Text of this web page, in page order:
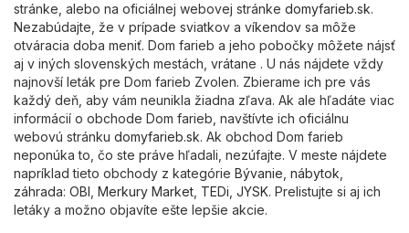
stránke, alebo na oficiálnej webovej stránke domyfarieb.sk.
Nezabúdajte, že v prípade sviatkov a víkendov sa môže
otváracia doba meniť. Dom farieb a jeho pobočky môžete nájsť
aj v iných slovenských mestách, vrátane . U nás nájdete vždy
najnovší leták pre Dom farieb Zvolen. Zbierame ich pre vás
každý deň, aby vám neunikla žiadna zľava. Ak ale hľadáte viac
informácií o obchode Dom farieb, navštívte ich oficiálnu
webovú stránku domyfarieb.sk. Ak obchod Dom farieb
neponúka to, čo ste práve hľadali, nezúfajte. V meste nájdete
napríklad tieto obchody z kategórie Bývanie, nábytok,
záhrada: OBI Merkury Market TEDi JYSK. Prelistujte si aj ich
letáky a možno objavíte ešte lepšie akcie.